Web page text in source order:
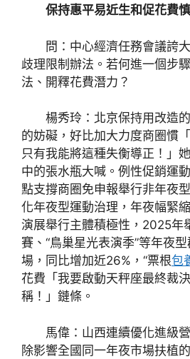
保持惠平易近生和促花費
問：中心經濟任務會議誇
歧理限制辦法。若何進一個步
法、開釋花費潛力？
楊秀玲：北京保持用改造
的妨礙，好比加大力度商圈慣
只有我能將這種失衡導正！」
中的張水瓶大喊。例性促銷運
點支撐商圈免申報舉行非年夜
化年夜型運動治理，年夜幅緊
演展舉行主體積極性，2025年
賽、“鳥巢星光表演季”等年夜
場，同比增加近26%，“票根包
花費「我要啟動天秤座最終裁
稱！」鏈條。
馬偉：山西連續優化進級
除影響全國同一年夜市場扶植